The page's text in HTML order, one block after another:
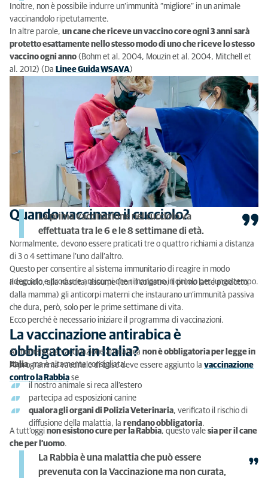
Inoltre, non è possibile indurre un’immunità “migliore” in un animale
vaccinandolo ripetutamente.
In altre parole, un cane che riceve un vaccino core ogni 3 anni sarà
protetto esattamente nello stesso modo di uno che riceve lo stesso
vaccino ogni anno (Bohm et al. 2004, Mouzin et al. 2004, Mitchell et
al. 2012) (Da Linee Guida WSAVA)
Quando vaccinare il cucciolo?
La prima vaccinazione nel cucciolo va
effettuata tra le 6 e le 8 settimane di età.
Normalmente, devono essere praticati tre o quattro richiami a distanza
di 3 o 4 settimane l’uno dall’altro.
Questo per consentire al sistema immunitario di reagire in modo
adeguato e produrre anticorpi che rimangano in circolo per lungo tempo.
Il cucciolo, alla nascita, assume (con il colostro, il primo latte prodotto
dalla mamma) gli anticorpi materni che instaurano un’immunità passiva
che dura, però, solo per le prime settimane di vita.
Ecco perché è necessario iniziare il programma di vaccinazioni.
La vaccinazione antirabica è
obbligatoria in Italia?
Al momento la vaccinazione antirabica non è obbligatoria per legge in
Italia, ma è altamente consigliata.
Al programma vaccinale di base deve essere aggiunto la vaccinazione
contro la Rabbia se
il nostro animale si reca all’estero
partecipa ad esposizioni canine
qualora gli organi di Polizia Veterinaria, verificato il rischio di
diffusione della malattia, la rendano obbligatoria.
A tutt’oggi non esistono cure per la Rabbia, questo vale sia per il cane
che per l’uomo.
La Rabbia è una malattia che può essere
prevenuta con la Vaccinazione ma non curata,